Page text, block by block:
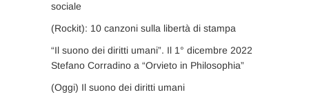
sociale
(Rockit): 10 canzoni sulla libertà di stampa
“Il suono dei diritti umani”. Il 1° dicembre 2022
Stefano Corradino a “Orvieto in Philosophia”
(Oggi) Il suono dei diritti umani